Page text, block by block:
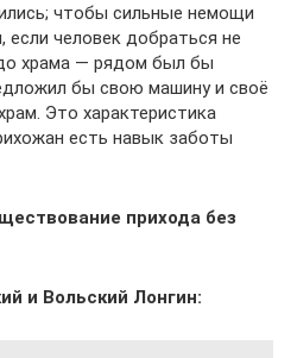
чтобы сильные немощи
человек добраться не
храма — рядом был бы
бы свою машину и своё
Это характеристика
есть навык заботы
прихода без
и Вольский Лонгин: